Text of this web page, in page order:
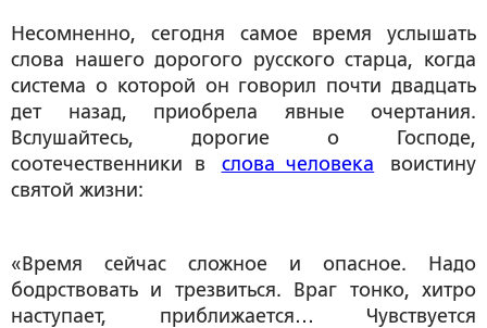
Несомненно, сегодня самое время услышать
слова нашего дорогого русского старца, когда
система о которой он говорил почти двадцать
дет назад, приобрела явные очертания.
Вслушайтесь, дорогие о Господе,
соотечественники в слова человека воистину
святой жизни:
«Время сейчас сложное и опасное. Надо
бодрствовать и трезвиться. Враг тонко, хитро
наступает, приближается… Чувствуется